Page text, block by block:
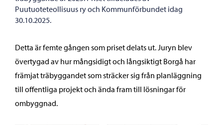
Puutuoteteollisuus ry och Kommunförbundet idag
30.10.2025.
Detta är femte gången som priset delats ut. Juryn blev
övertygad av hur mångsidigt och långsiktigt Borgå har
främjat träbyggandet som sträcker sig från planläggning
till offentliga projekt och ända fram till lösningar för
ombyggnad.